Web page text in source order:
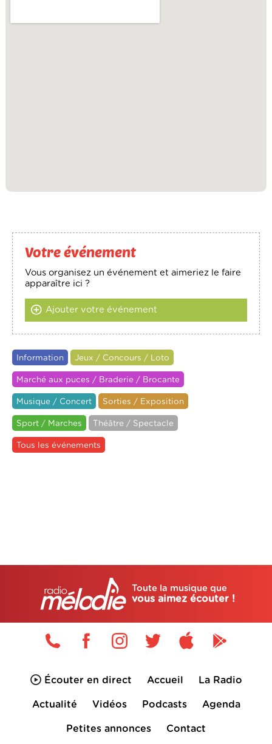
Votre événement
Vous organisez un événement et aimeriez le faire
apparaître ici ?
Ajouter votre événement
Information Jeux / Concours / Loto
Marché aux puces / Braderie / Brocante
Musique / Concert Sorties / Exposition
Sport / Marches Théâtre / Spectacle
Tous les événements
Toute la musique que
vous aimez écouter !
Écouter en direct Accueil La Radio
Actualité Vidéos Podcasts Agenda
Petites annonces Contact